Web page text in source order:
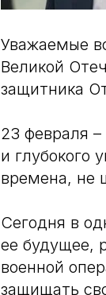
Уважаемые
Великой
защитника
23 февраля
и глубокого
времена, не
Сегодня в
ее будущее,
военной
защищать